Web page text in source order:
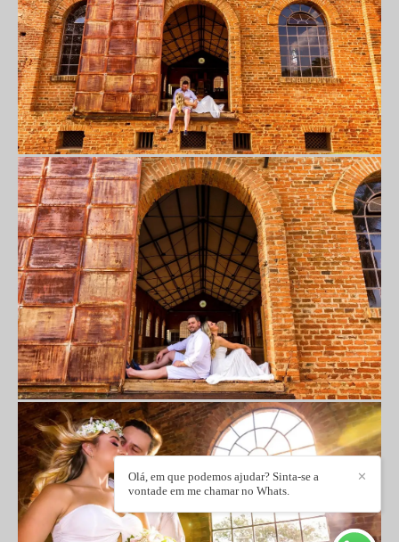
✕
Olá, em que podemos ajudar? Sinta-se a
vontade em me chamar no Whats.